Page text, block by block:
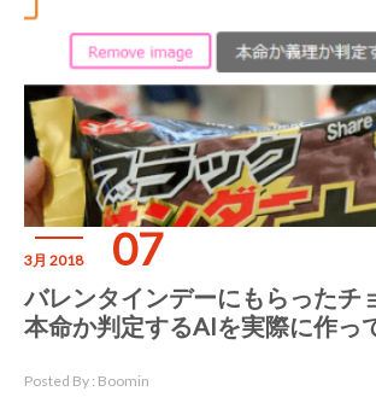
3月 2018 07
バレンタインデーにもらったチ
本命か判定するAIを実際に作っ
Posted By : Boomin